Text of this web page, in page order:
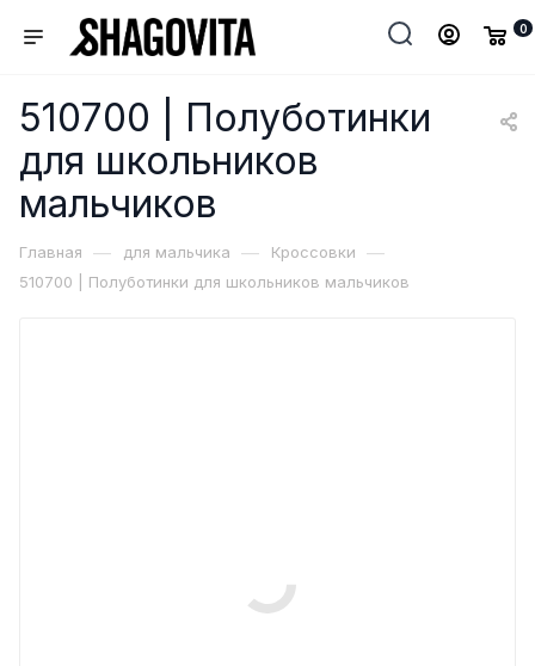
0
510700 | Полуботинки
для школьников
мальчиков
Главная — для мальчика — Кроссовки —
510700 | Полуботинки для школьников мальчиков